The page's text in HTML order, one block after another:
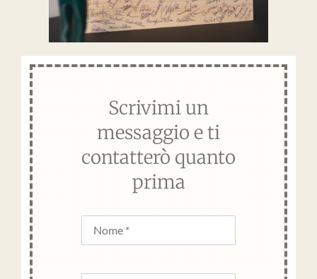
Scrivimi un
messaggio e ti
contatterò quanto
prima